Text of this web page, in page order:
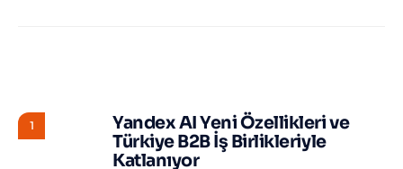
1
Yandex AI Yeni Özellikleri ve
Türkiye B2B İş Birlikleriyle
Katlanıyor